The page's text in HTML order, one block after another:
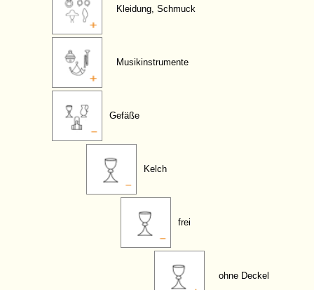
Kleidung, Schmuck
Musikinstrumente
Gefäße
Kelch
frei
ohne Deckel